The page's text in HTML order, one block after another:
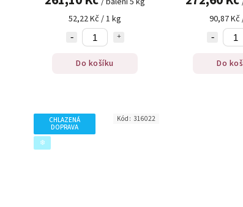
52,22 Kč / 1 kg
Do košíku
90,87 Kč
Do
CHLAZENÁ
DOPRAVA
❄️
Kód: 316022